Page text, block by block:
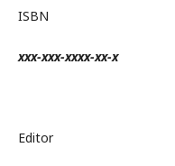
ISBN
xxx-xxx-xxxx-xx-x
Editor